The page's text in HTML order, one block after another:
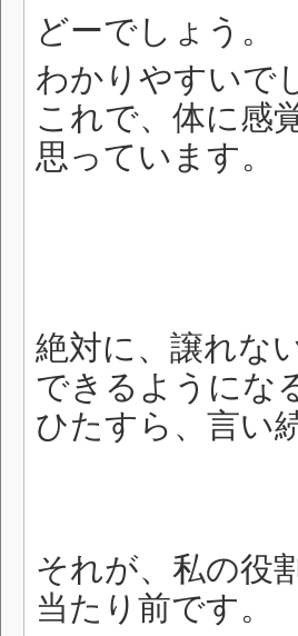
どーでしょう。
わかりやすいで
これで、体に感
思っています。
絶対に、譲れな
できるようにな
ひたすら、言い
それが、私の役
当たり前です。